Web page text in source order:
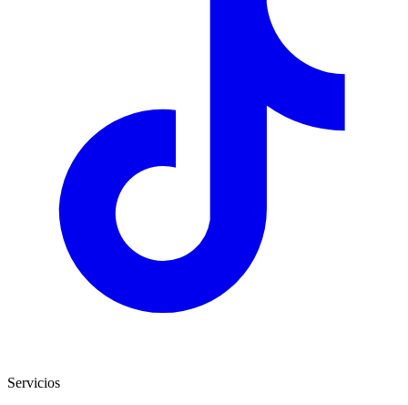
Servicios